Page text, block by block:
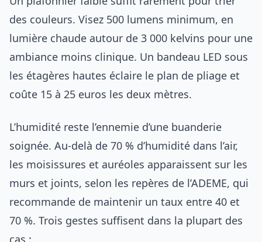
des couleurs. Visez 500 lumens minimum, en
lumière chaude autour de 3 000 kelvins pour une
ambiance moins clinique. Un bandeau LED sous
les étagères hautes éclaire le plan de pliage et
coûte 15 à 25 euros les deux mètres.
L’humidité reste l’ennemie d’une buanderie
soignée. Au-delà de 70 % d’humidité dans l’air,
les moisissures et auréoles apparaissent sur les
murs et joints, selon les repères de l’ADEME, qui
recommande de maintenir un taux entre 40 et
70 %. Trois gestes suffisent dans la plupart des
cas :